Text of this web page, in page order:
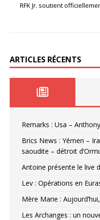
RFK Jr. soutient
ARTICLES RÉCENTS
Remarks : Usa –
Brics News : Yémen –
saoudite – détroit
Antoine présente le live
Lev : Opérations en
Mère Marie :
Les Archanges : un